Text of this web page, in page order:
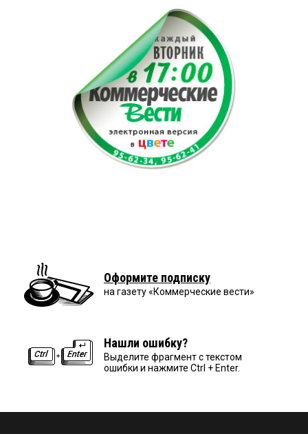
Оформите подписку
на газету «Коммерческие вести»
Нашли ошибку?
Выделите фрагмент с текстом
ошибки и нажмите Ctrl + Enter.